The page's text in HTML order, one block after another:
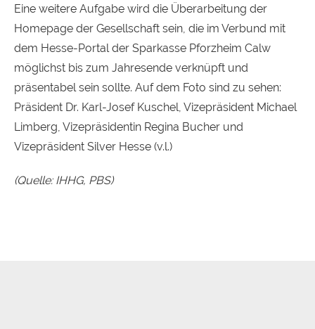
Eine weitere Aufgabe wird die Überarbeitung der
Homepage der Gesellschaft sein, die im Verbund mit
dem Hesse-Portal der Sparkasse Pforzheim Calw
möglichst bis zum Jahresende verknüpft und
präsentabel sein sollte. Auf dem Foto sind zu sehen:
Präsident Dr. Karl-Josef Kuschel, Vizepräsident Michael
Limberg, Vizepräsidentin Regina Bucher und
Vizepräsident Silver Hesse (v.l.)
(Quelle: IHHG, PBS)